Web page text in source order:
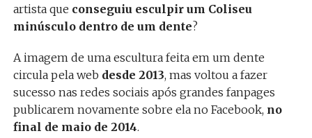
artista que conseguiu esculpir um Coliseu
minúsculo dentro de um dente?
A imagem de uma escultura feita em um dente
circula pela web desde 2013, mas voltou a fazer
sucesso nas redes sociais após grandes fanpages
publicarem novamente sobre ela no Facebook, no
final de maio de 2014.